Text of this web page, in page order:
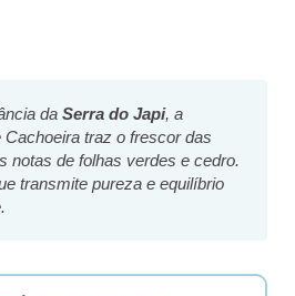
da Serra do Japi, a
traz o frescor das
notas de folhas verdes e cedro.
transmite pureza e equilíbrio